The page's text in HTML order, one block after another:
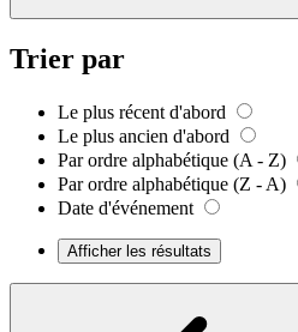
Trier par
Le plus récent d'abord
Le plus ancien d'abord
Par ordre alphabétique (A - Z)
Par ordre alphabétique (Z - A)
Date d'événement
Afficher les résultats